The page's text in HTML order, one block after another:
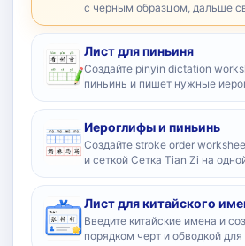
с черным образцом, дальше
Лист для пиньиня
Создайте pinyin dictation
пиньинь и пишет нужные
Иероглифы и пиньинь
Создайте stroke order
и сеткой Сетка Tian Zi на
Лист для китайского
Введите китайские имена и
порядком черт и обводкой